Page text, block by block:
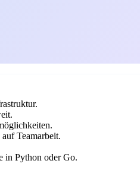
Teamarbeit.
in Python oder Go.